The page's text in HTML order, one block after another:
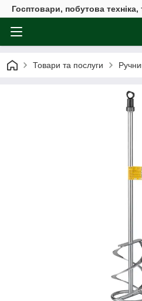
Госптовари, побутова
Товари та послуги